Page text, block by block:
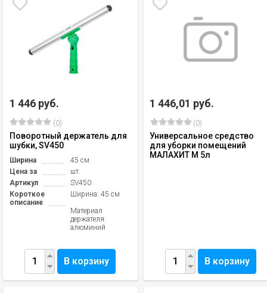
1 446 руб.
(0)
Поворотный держатель для
шубки, SV450
Ширина
45 см
Цена за
шт.
Артикул
SV450
Короткое
описание
Ширина: 45 см
Материал
держателя:
алюминий
В корзину
1 446,01 руб.
(0)
Универсальное средство
для уборки помещений
МАЛАХИТ М 5л
В корзину